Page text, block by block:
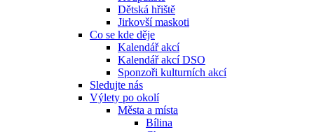
Dětská hřiště
Jirkovší maskoti
Co se kde děje
Kalendář akcí
Kalendář akcí DSO
Sponzoři kulturních akcí
Sledujte nás
Výlety po okolí
Města a místa
Bílina